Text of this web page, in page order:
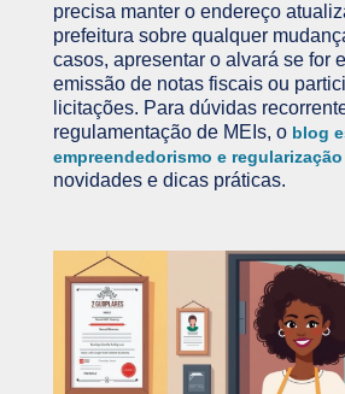
precisa manter o endereço
prefeitura sobre qualquer
casos, apresentar o alvará se for
emissão de notas fiscais ou
licitações. Para dúvidas
regulamentação de MEIs, o blog
empreendedorismo e regularização
novidades e dicas práticas.